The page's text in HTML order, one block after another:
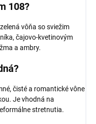
108?
vôňa so sviežim
čajovo-kvetinovým
a ambry.
čisté a romantické vône
Je vhodná na
stretnutia.